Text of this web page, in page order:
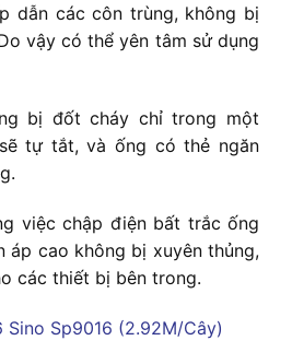
dẫn các côn trùng, không bị
vậy có thể yên tâm sử dụng
bị đốt cháy chỉ trong một
tự tắt, và ống có thẻ ngăn
việc chập điện bất trắc ống
áp cao không bị xuyên thủng,
các thiết bị bên trong.